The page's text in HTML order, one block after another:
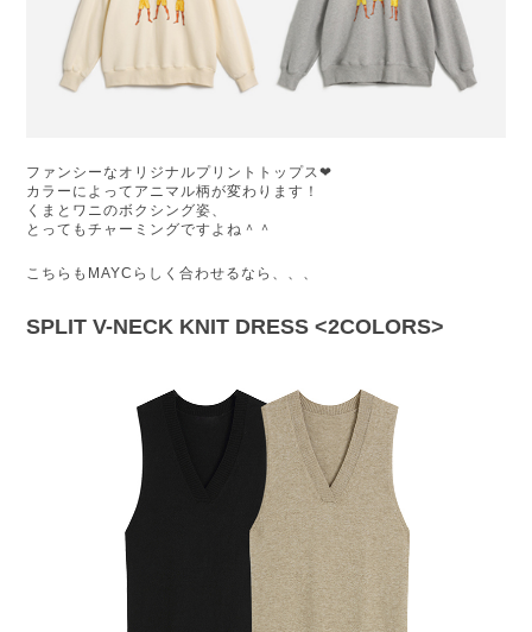
ファンシーなオリジナルプリントトップス❤︎
カラーによってアニマル柄が変わります！
くまとワニのボクシング姿、
とってもチャーミングですよね＾＾
こちらもMAYCらしく合わせるなら、、、
SPLIT V-NECK KNIT DRESS <2COLORS>